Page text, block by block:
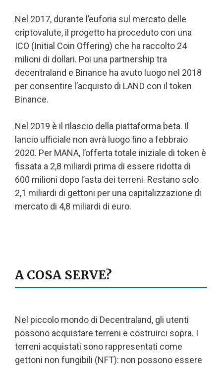
Nel 2017, durante l’euforia sul mercato delle
criptovalute, il progetto ha proceduto con una
ICO (Initial Coin Offering) che ha raccolto 24
milioni di dollari. Poi una partnership tra
decentraland e Binance ha avuto luogo nel 2018
per consentire l’acquisto di LAND con il token
Binance.
Nel 2019 è il rilascio della piattaforma beta. Il
lancio ufficiale non avrà luogo fino a febbraio
2020. Per MANA, l’offerta totale iniziale di token è
fissata a 2,8 miliardi prima di essere ridotta di
600 milioni dopo l’asta dei terreni. Restano solo
2,1 miliardi di gettoni per una capitalizzazione di
mercato di 4,8 miliardi di euro.
A COSA SERVE?
Nel piccolo mondo di Decentraland, gli utenti
possono acquistare terreni e costruirci sopra. I
terreni acquistati sono rappresentati come
gettoni non fungibili (NFT): non possono essere